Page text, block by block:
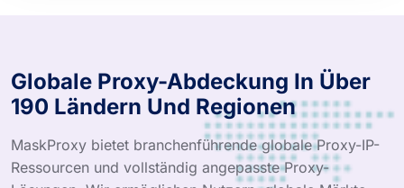
Globale Proxy-Abdeckung In Über
190 Ländern Und Regionen
MaskProxy bietet branchenführende globale Proxy-IP-
Ressourcen und vollständig angepasste Proxy-